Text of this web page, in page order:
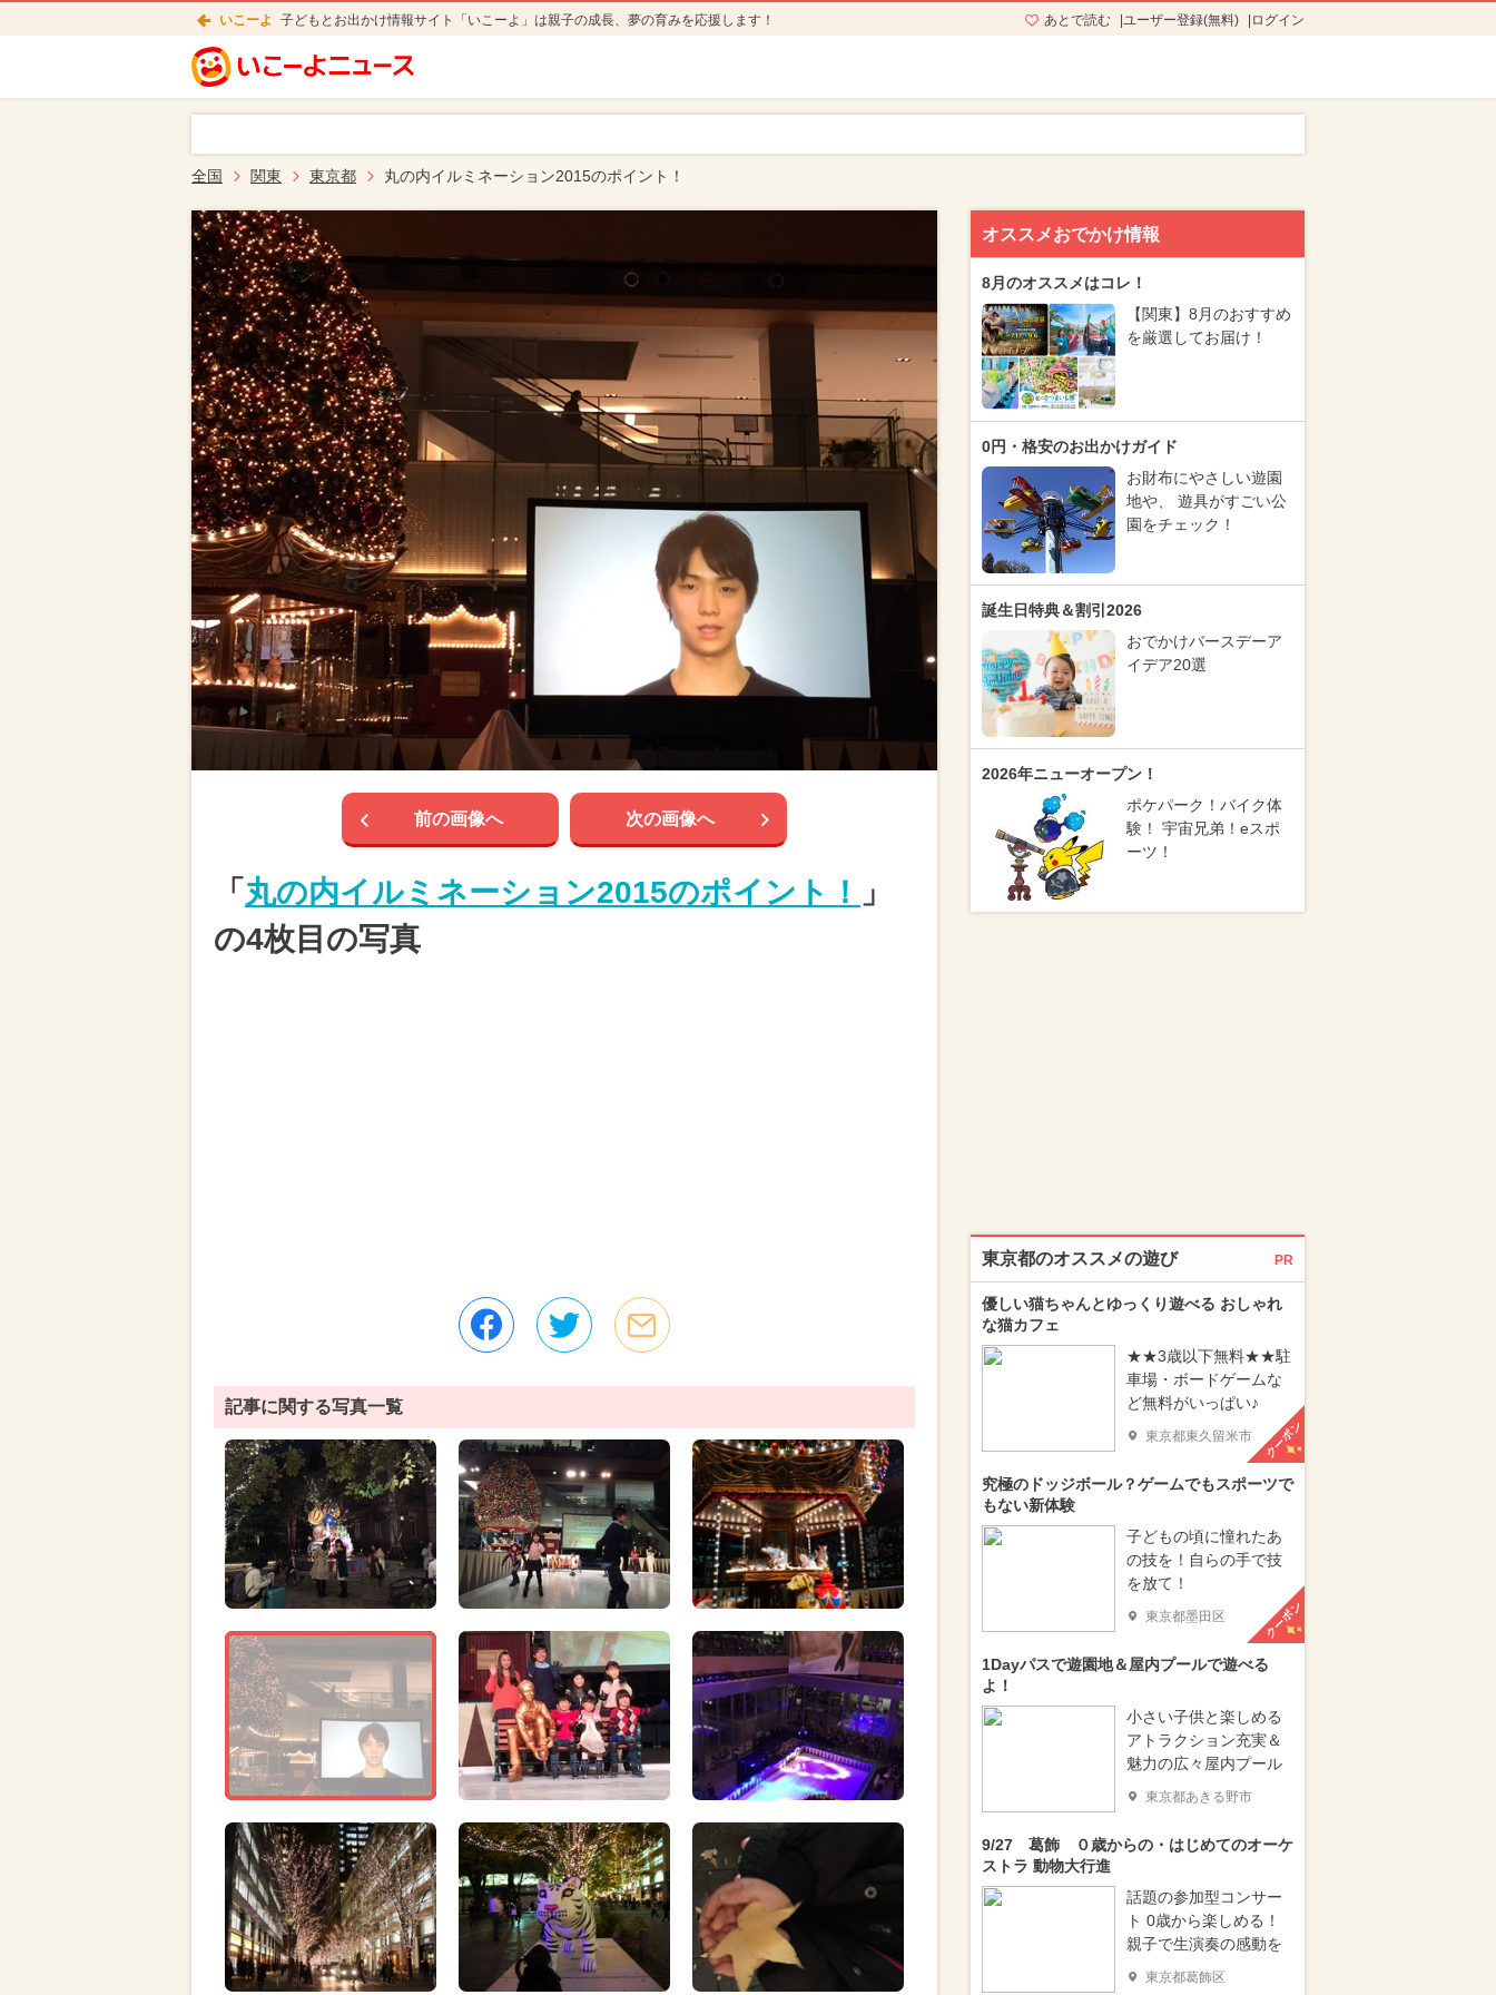
いこーよ 子どもとお出かけ情報サイト「いこーよ」は親子の成長、夢の育みを応援します！ あとで読む ユーザー登録(無料) ログイン
全国 関東 東京都 丸の内イルミネーション2015のポイント！
前の画像へ 次の画像へ
「 丸の内イルミネーション2015のポイント！
」
の4枚目の写真
記事に関する写真一覧
オススメおでかけ情報
8月のオススメはコレ！
【関東】8月のおすすめ
を厳選してお届け！
0円・格安のお出かけガイド
お財布にやさしい遊園
地や、 遊具がすごい公
園をチェック！
誕生日特典＆割引2026
おでかけバースデーア
イデア20選
2026年ニューオープン！
ポケパーク！バイク体
験！ 宇宙兄弟！eスポ
ーツ！
東京都のオススメの遊び PR
優しい猫ちゃんとゆっくり遊べる おしゃれ
な猫カフェ
★★3歳以下無料★★駐
車場・ボードゲームな
ど無料がいっぱい♪
東京都東久留米市 クーポン
究極のドッジボール？ゲームでもスポーツで
もない新体験
子どもの頃に憧れたあ
の技を！自らの手で技
を放て！
東京都墨田区 クーポン
1Dayパスで遊園地＆屋内プールで遊べる
よ！
小さい子供と楽しめる
アトラクション充実＆
魅力の広々屋内プール
東京都あきる野市
9/27 葛飾 ０歳からの・はじめてのオーケ
ストラ 動物大行進
話題の参加型コンサー
ト 0歳から楽しめる！
親子で生演奏の感動を
東京都葛飾区